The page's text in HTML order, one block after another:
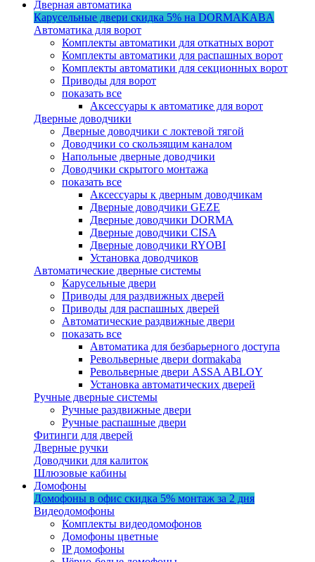
Дверная автоматика
Карусельные двери скидка 5% на DORMAKABA
Автоматика для ворот
Комплекты автоматики для откатных ворот
Комплекты автоматики для распашных ворот
Комплекты автоматики для секционных ворот
Приводы для ворот
показать все
Аксессуары к автоматике для ворот
Дверные доводчики
Дверные доводчики с локтевой тягой
Доводчики со скользящим каналом
Напольные дверные доводчики
Доводчики скрытого монтажа
показать все
Аксессуары к дверным доводчикам
Дверные доводчики GEZE
Дверные доводчики DORMA
Дверные доводчики CISA
Дверные доводчики RYOBI
Установка доводчиков
Автоматические дверные системы
Карусельные двери
Приводы для раздвижных дверей
Приводы для распашных дверей
Автоматические раздвижные двери
показать все
Автоматика для безбарьерного доступа
Револьверные двери dormakaba
Револьверные двери ASSA ABLOY
Установка автоматических дверей
Ручные дверные системы
Ручные раздвижные двери
Ручные распашные двери
Фитинги для дверей
Дверные ручки
Доводчики для калиток
Шлюзовые кабины
Домофоны
Домофоны в офис скидка 5% монтаж за 2 дня
Видеодомофоны
Комплекты видеодомофонов
Домофоны цветные
IP домофоны